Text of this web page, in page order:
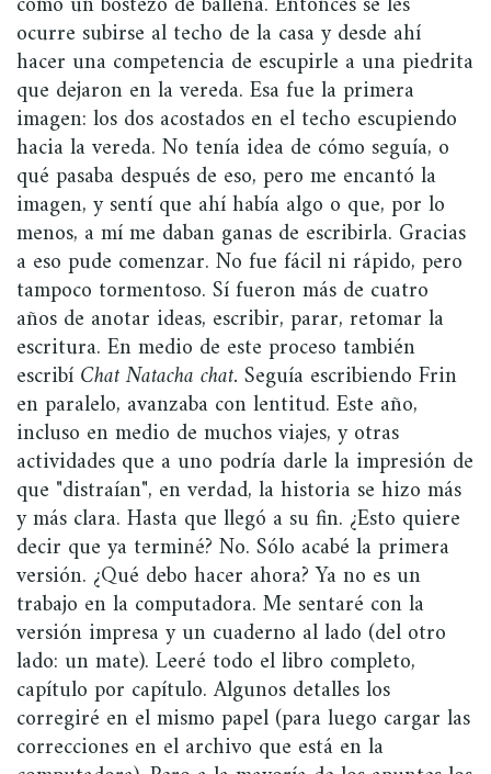
ocurre subirse al techo de la casa y desde ahí
hacer una competencia de escupirle a una piedrita
que dejaron en la vereda. Esa fue la primera
imagen: los dos acostados en el techo escupiendo
hacia la vereda. No tenía idea de cómo seguía, o
qué pasaba después de eso, pero me encantó la
imagen, y sentí que ahí había algo o que, por lo
menos, a mí me daban ganas de escribirla. Gracias
a eso pude comenzar. No fue fácil ni rápido, pero
tampoco tormentoso. Sí fueron más de cuatro
años de anotar ideas, escribir, parar, retomar la
escritura. En medio de este proceso también
escribí Chat Natacha chat. Seguía escribiendo Frin
en paralelo, avanzaba con lentitud. Este año,
incluso en medio de muchos viajes, y otras
actividades que a uno podría darle la impresión de
que "distraían", en verdad, la historia se hizo más
y más clara. Hasta que llegó a su fin. ¿Esto quiere
decir que ya terminé? No. Sólo acabé la primera
versión. ¿Qué debo hacer ahora? Ya no es un
trabajo en la computadora. Me sentaré con la
versión impresa y un cuaderno al lado (del otro
lado: un mate). Leeré todo el libro completo,
capítulo por capítulo. Algunos detalles los
corregiré en el mismo papel (para luego cargar las
correcciones en el archivo que está en la